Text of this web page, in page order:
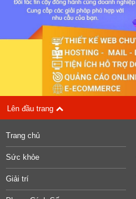
Lên đầu trang
Trang chủ
Sức khỏe
Giải trí